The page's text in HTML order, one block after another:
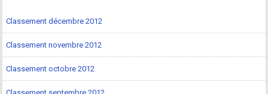
Classement décembre 2012
Classement novembre 2012
Classement octobre 2012